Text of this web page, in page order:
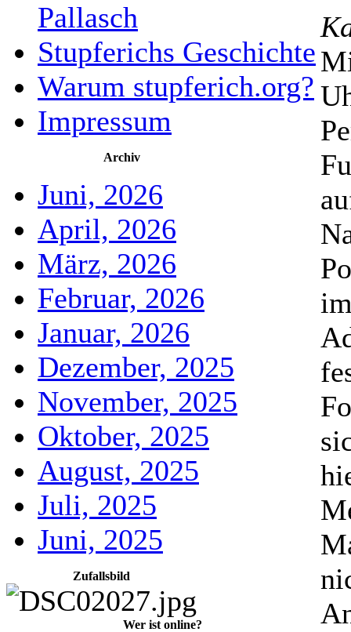
Pallasch
Stupferichs Geschichte
Warum stupferich.org?
Impressum
Archiv
Juni, 2026
April, 2026
März, 2026
Februar, 2026
Januar, 2026
Dezember, 2025
November, 2025
Oktober, 2025
August, 2025
Juli, 2025
Juni, 2025
Zufallsbild
Wer ist online?